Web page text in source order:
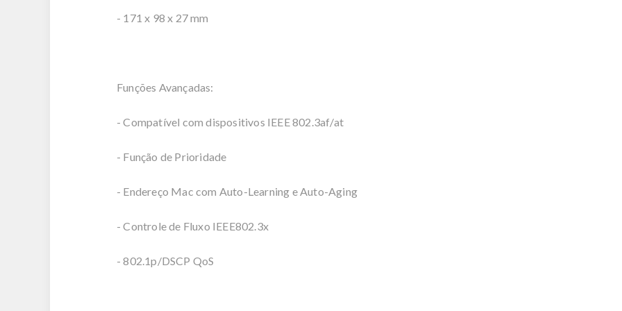
- 171 x 98 x 27 mm
Funções Avançadas:
- Compatível com dispositivos IEEE 802.3af/at
- Função de Prioridade
- Endereço Mac com Auto-Learning e Auto-Aging
- Controle de Fluxo IEEE802.3x
- 802.1p/DSCP QoS